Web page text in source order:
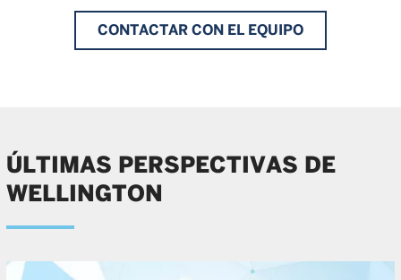
CONTACTAR CON EL EQUIPO
ÚLTIMAS PERSPECTIVAS DE
WELLINGTON